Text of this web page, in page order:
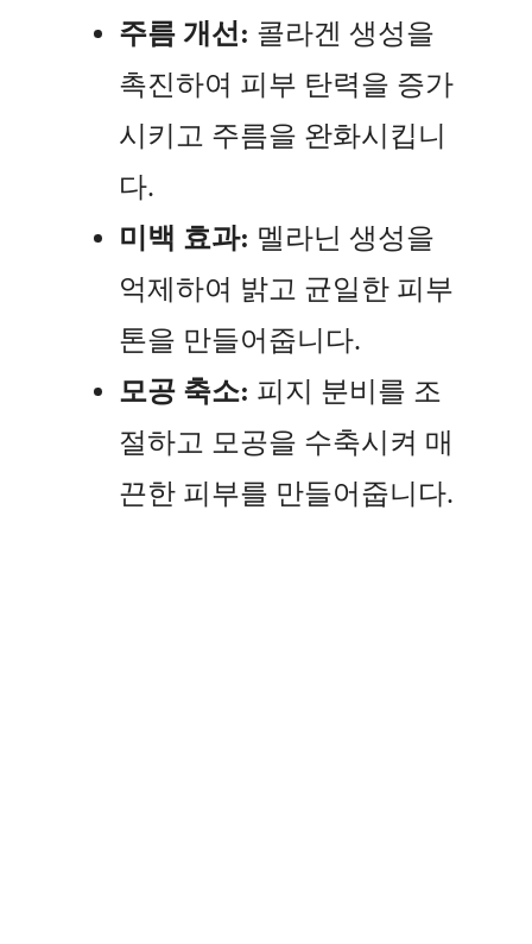
주름 개선: 콜라겐 생성을
촉진하여 피부 탄력을 증가
시키고 주름을 완화시킵니
다.
미백 효과: 멜라닌 생성을
억제하여 밝고 균일한 피부
톤을 만들어줍니다.
모공 축소: 피지 분비를 조
절하고 모공을 수축시켜 매
끈한 피부를 만들어줍니다.